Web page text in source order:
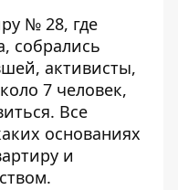
№ 28, где
собрались
активисты,
7 человек,
Все
основаниях
и